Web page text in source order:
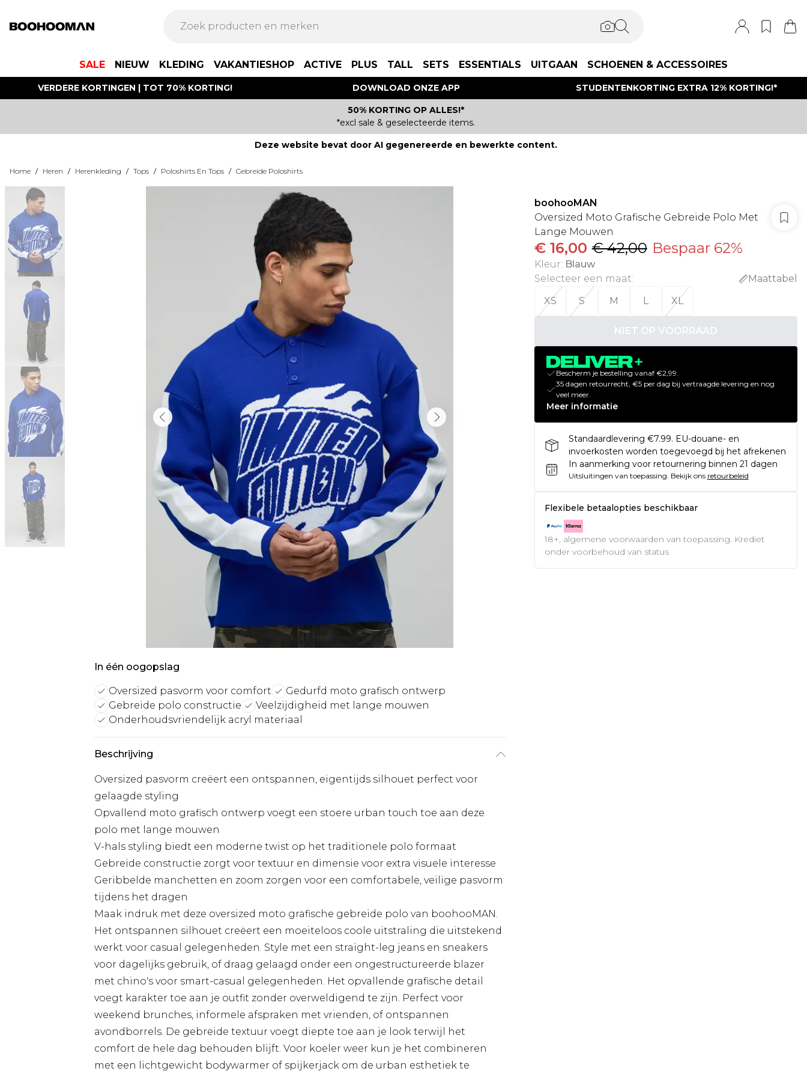
SALE NIEUW KLEDING VAKANTIESHOP ACTIVE PLUS TALL SETS ESSENTIALS UITGAAN SCHOENEN & ACCESSOIRES
VERDERE KORTINGEN | TOT 70% KORTING! DOWNLOAD ONZE APP STUDENTENKORTING EXTRA 12% KORTING!*
50% KORTING OP ALLES!*
*excl sale & geselecteerde items.
Deze website bevat door AI gegenereerde en bewerkte content.
Home / Heren / Herenkleding / Tops / Poloshirts En Tops / Gebreide Poloshirts
In één oogopslag
Oversized pasvorm voor comfort
Gedurfd moto grafisch ontwerp
Gebreide polo constructie
Veelzijdigheid met lange mouwen
Onderhoudsvriendelijk acryl materiaal
Beschrijving
Oversized pasvorm creëert een ontspannen, eigentijds silhouet perfect voor
gelaagde styling
Opvallend moto grafisch ontwerp voegt een stoere urban touch toe aan deze
polo met lange mouwen
V-hals styling biedt een moderne twist op het traditionele polo formaat
Gebreide constructie zorgt voor textuur en dimensie voor extra visuele interesse
Geribbelde manchetten en zoom zorgen voor een comfortabele, veilige pasvorm
tijdens het dragen
Maak indruk met deze oversized moto grafische gebreide polo van boohooMAN.
Het ontspannen silhouet creëert een moeiteloos coole uitstraling die uitstekend
werkt voor casual gelegenheden. Style met een straight-leg jeans en sneakers
voor dagelijks gebruik, of draag gelaagd onder een ongestructureerde blazer
met chino's voor smart-casual gelegenheden. Het opvallende grafische detail
voegt karakter toe aan je outfit zonder overweldigend te zijn. Perfect voor
weekend brunches, informele afspraken met vrienden, of ontspannen
avondborrels. De gebreide textuur voegt diepte toe aan je look terwijl het
comfort de hele dag behouden blijft. Voor koeler weer kun je het combineren
met een lichtgewicht bodywarmer of spijkerjack om de urban esthetiek te
boohooMAN
Oversized Moto Grafische Gebreide Polo Met
Lange Mouwen
€ 16,00 € 42,00 Bespaar 62%
Kleur: Blauw
Selecteer een maat:
Maattabel
XS
S M L XL
NIET OP VOORRAAD
Bescherm je bestelling vanaf €2,99.
35 dagen retourrecht, €5 per dag bij vertraagde levering en nog
veel meer.
Meer informatie
Standaardlevering €7.99. EU-douane- en
invoerkosten worden toegevoegd bij het afrekenen
In aanmerking voor retournering binnen 21 dagen
Uitsluitingen van toepassing. Bekijk ons retourbeleid
Flexibele betaalopties beschikbaar
18+, algemene voorwaarden van toepassing. Krediet
onder voorbehoud van status